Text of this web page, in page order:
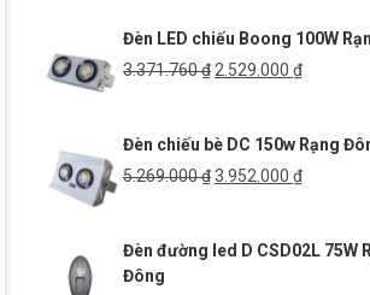
6.000.000 ₫. là:
4.500.000
Đèn LED chiếu Boong 100W
3.371.760₫ Giá
3.371.760 ₫.
2.529.000 ₫Giá
là:
2.529.000
Đèn chiếu bè DC 150w Rạng
5.269.000₫Giá
5.269.000 ₫.
3.952.000 ₫Giá
là:
Đèn đường led D CSD02L 75W
Đông